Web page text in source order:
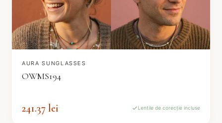
AURA SUNGLASSES
OWMS194
241.37 lei Lentile de corecție incluse